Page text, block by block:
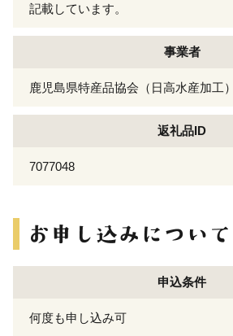
記載しています。
事業者
鹿児島県特産品協会（日高水産加工）
返礼品ID
7077048
申込条件
何度も申し込み可